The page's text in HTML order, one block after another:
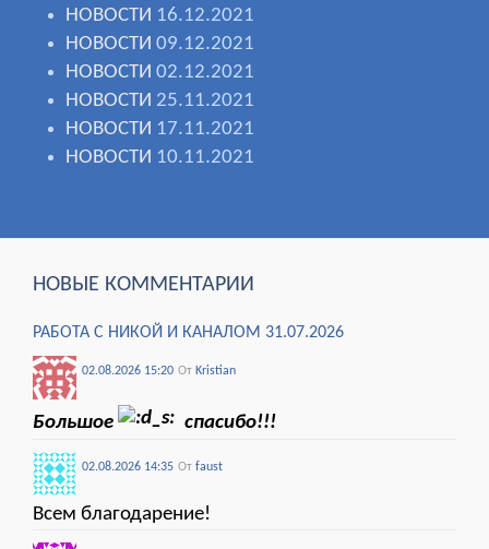
НОВОСТИ 16.12.2021
НОВОСТИ 09.12.2021
НОВОСТИ 02.12.2021
НОВОСТИ 25.11.2021
НОВОСТИ 17.11.2021
НОВОСТИ 10.11.2021
НОВЫЕ КОММЕНТАРИИ
РАБОТА С НИКОЙ И КАНАЛОМ 31.07.2026
02.08.2026 15:20 От Kristian
Большое спасибо!!!
02.08.2026 14:35 От faust
Всем благодарение!